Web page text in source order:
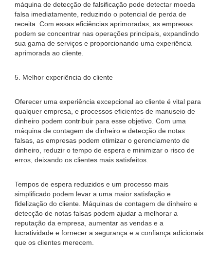
máquina de detecção de falsificação pode detectar moeda
falsa imediatamente, reduzindo o potencial de perda de
receita. Com essas eficiências aprimoradas, as empresas
podem se concentrar nas operações principais, expandindo
sua gama de serviços e proporcionando uma experiência
aprimorada ao cliente.
5. Melhor experiência do cliente
Oferecer uma experiência excepcional ao cliente é vital para
qualquer empresa, e processos eficientes de manuseio de
dinheiro podem contribuir para esse objetivo. Com uma
máquina de contagem de dinheiro e detecção de notas
falsas, as empresas podem otimizar o gerenciamento de
dinheiro, reduzir o tempo de espera e minimizar o risco de
erros, deixando os clientes mais satisfeitos.
Tempos de espera reduzidos e um processo mais
simplificado podem levar a uma maior satisfação e
fidelização do cliente. Máquinas de contagem de dinheiro e
detecção de notas falsas podem ajudar a melhorar a
reputação da empresa, aumentar as vendas e a
lucratividade e fornecer a segurança e a confiança adicionais
que os clientes merecem.